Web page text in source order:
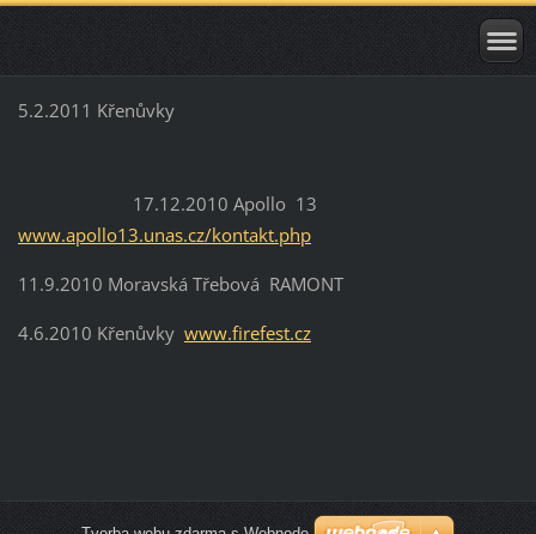
5.2.2011 Křenůvky
17.12.2010 Apollo 13
www.apollo13.unas.cz/kontakt.php
11.9.2010 Moravská Třebová RAMONT
4.6.2010 Křenůvky www.firefest.cz